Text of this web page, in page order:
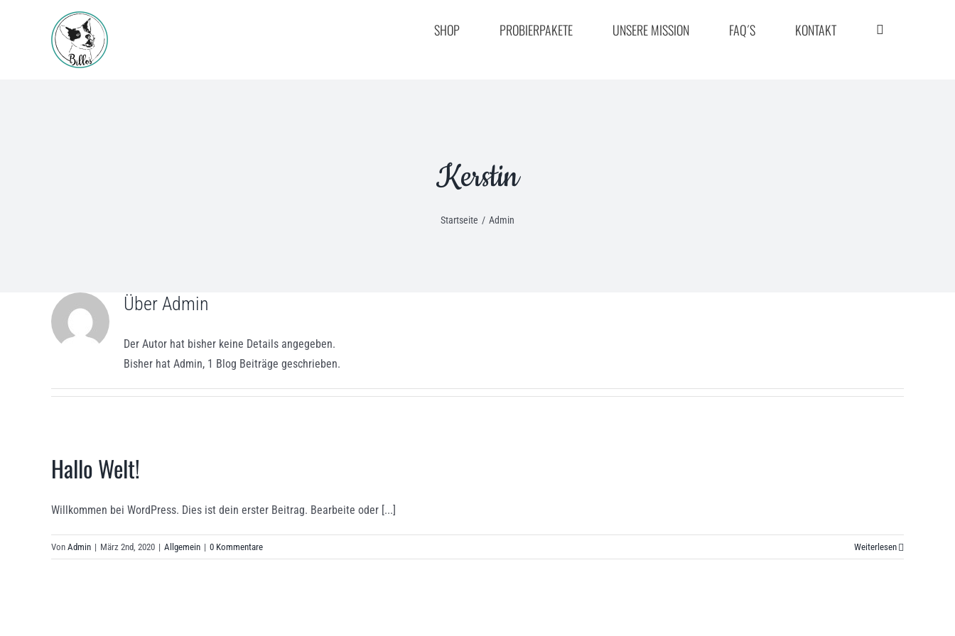
SHOP PROBIERPAKETE UNSERE MISSION FAQ´S KONTAKT
Kerstin
Startseite / Admin
Über Admin
Der Autor hat bisher keine Details angegeben.
Bisher hat Admin, 1 Blog Beiträge geschrieben.
Hallo Welt!
Willkommen bei WordPress. Dies ist dein erster Beitrag. Bearbeite oder [...]
Von Admin | März 2nd, 2020 | Allgemein | 0 Kommentare Weiterlesen